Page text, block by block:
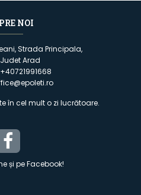
NOI
Strada Principala,
Judet Arad
+40721991668
în cel mult o zi lucrătoare.
și pe Facebook!